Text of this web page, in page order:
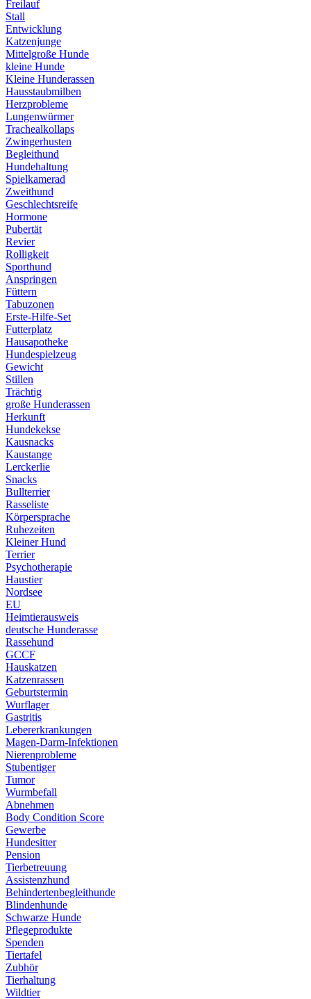
Freilauf
Stall
Entwicklung
Katzenjunge
Mittelgroße Hunde
kleine Hunde
Kleine Hunderassen
Hausstaubmilben
Herzprobleme
Lungenwürmer
Trachealkollaps
Zwingerhusten
Begleithund
Hundehaltung
Spielkamerad
Zweithund
Geschlechtsreife
Hormone
Pubertät
Revier
Rolligkeit
Sporthund
Anspringen
Füttern
Tabuzonen
Erste-Hilfe-Set
Futterplatz
Hausapotheke
Hundespielzeug
Gewicht
Stillen
Trächtig
große Hunderassen
Herkunft
Hundekekse
Kausnacks
Kaustange
Lerckerlie
Snacks
Bullterrier
Rasseliste
Körpersprache
Ruhezeiten
Kleiner Hund
Terrier
Psychotherapie
Haustier
Nordsee
EU
Heimtierausweis
deutsche Hunderasse
Rassehund
GCCF
Hauskatzen
Katzenrassen
Geburtstermin
Wurflager
Gastritis
Lebererkrankungen
Magen-Darm-Infektionen
Nierenprobleme
Stubentiger
Tumor
Wurmbefall
Abnehmen
Body Condition Score
Gewerbe
Hundesitter
Pension
Tierbetreuung
Assistenzhund
Behindertenbegleithunde
Blindenhunde
Schwarze Hunde
Pflegeprodukte
Spenden
Tiertafel
Zubhör
Tierhaltung
Wildtier